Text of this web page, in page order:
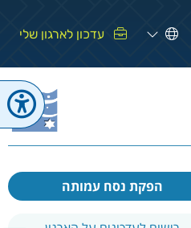
עדכון לארגון שלי
הפקת נסח עמותה